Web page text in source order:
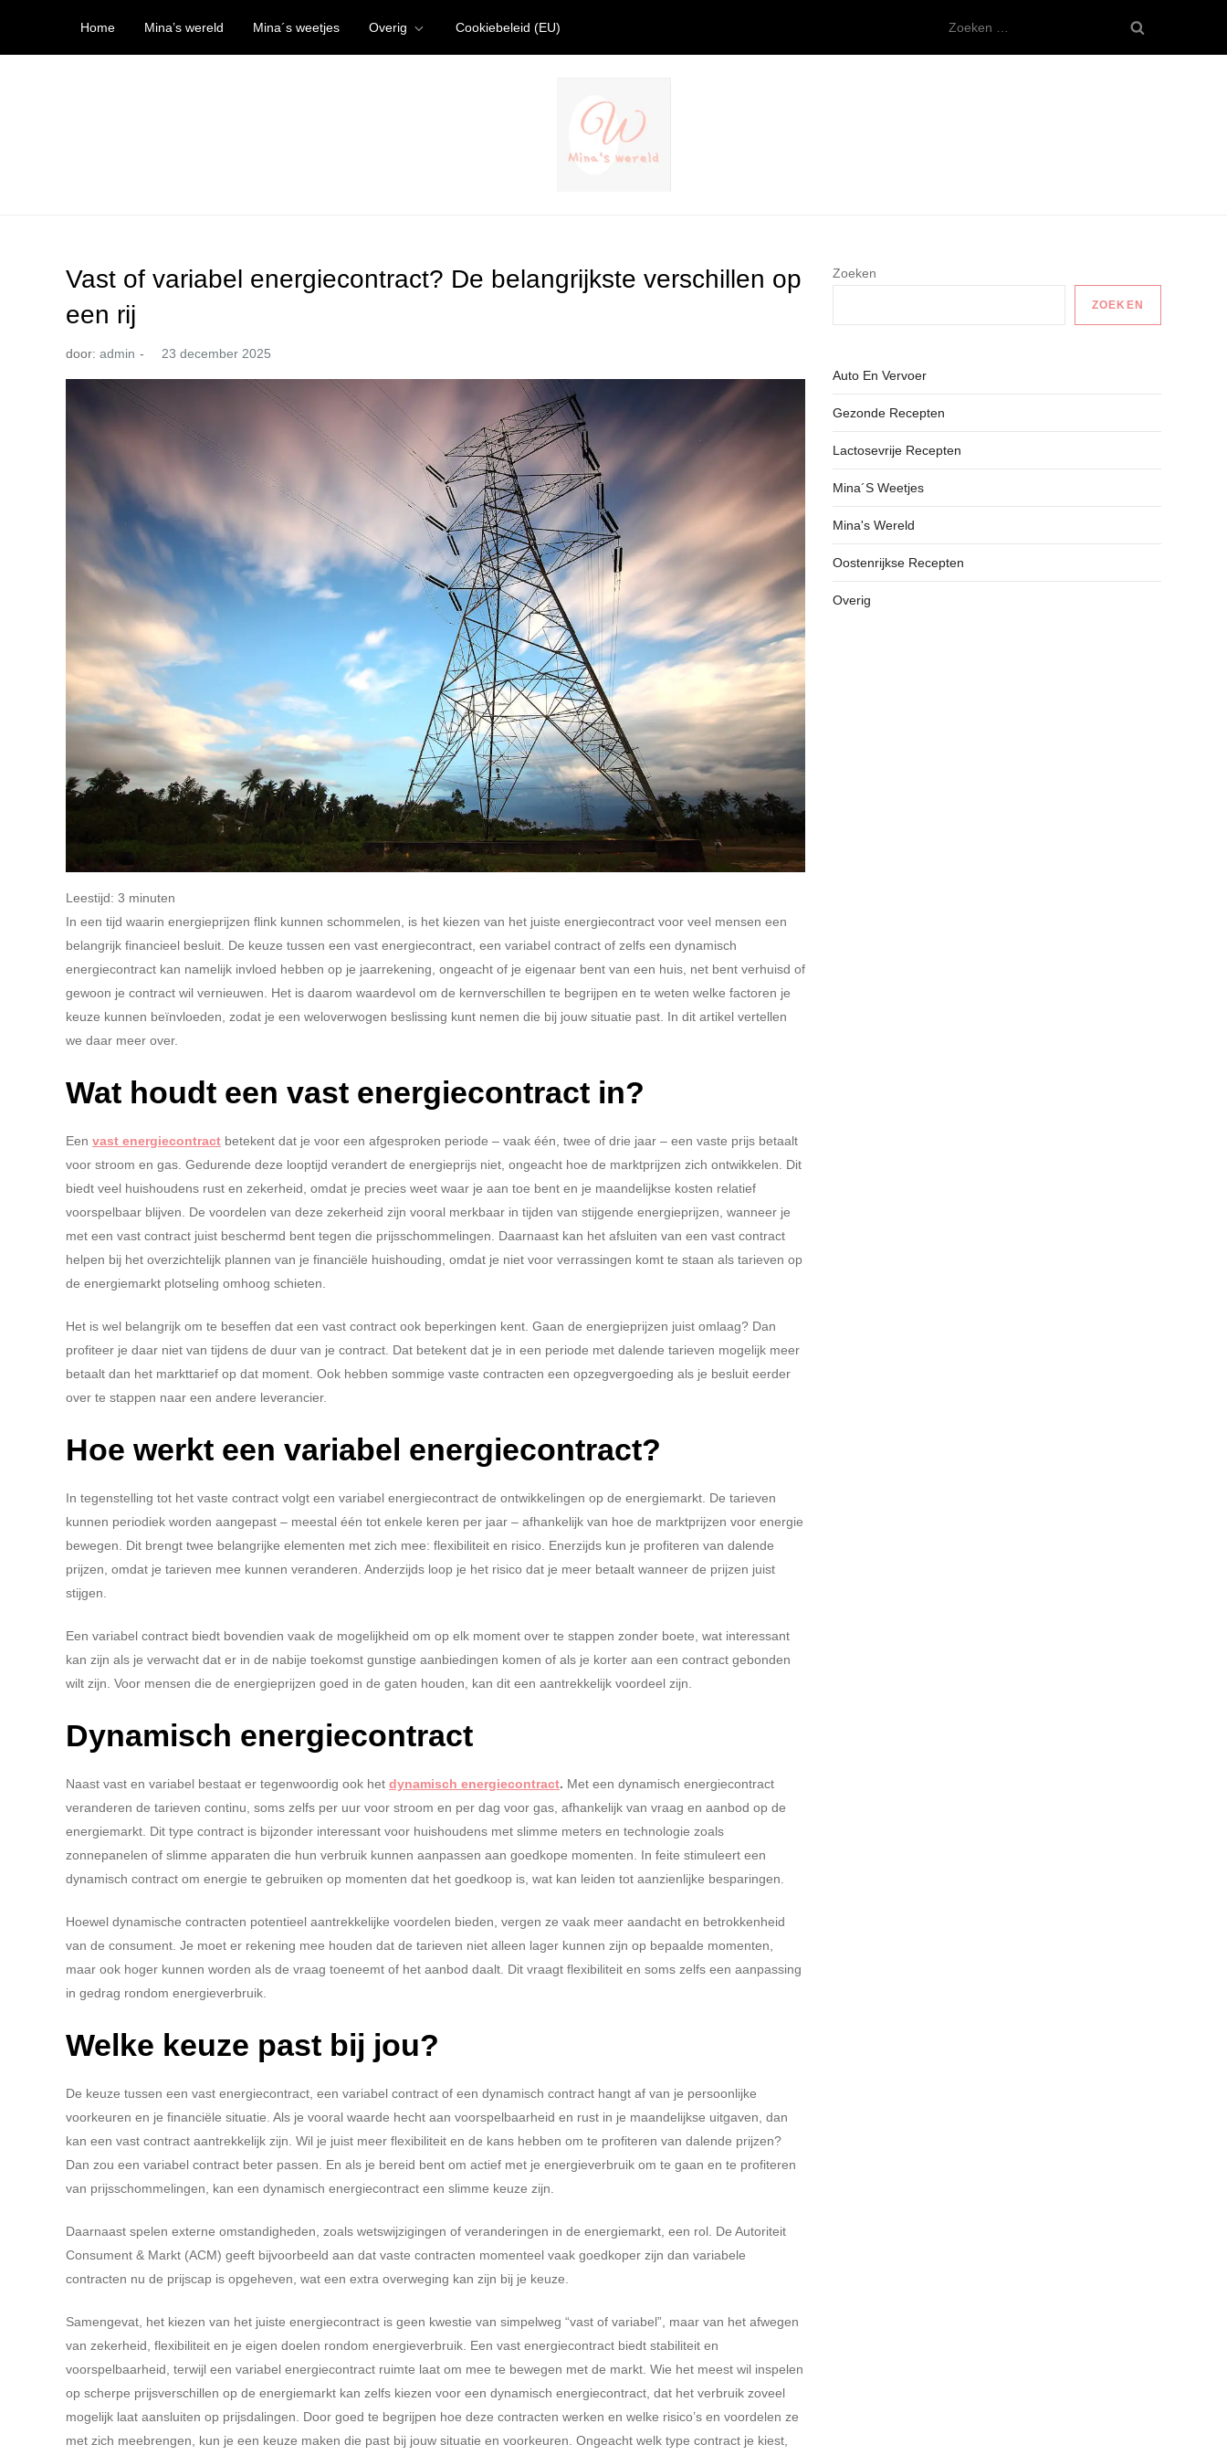
de
Home Mina’s wereld Mina´s weetjes Overig Cookiebeleid (EU)
naar:
Vast of variabel energiecontract? De belangrijkste verschillen op
een rij
door: admin
Leestijd: 3 minuten
In een tijd waarin energieprijzen flink kunnen schommelen, is het kiezen van het juiste energiecontract voor veel mensen een
belangrijk financieel besluit. De keuze tussen een vast energiecontract, een variabel contract of zelfs een dynamisch
energiecontract kan namelijk invloed hebben op je jaarrekening, ongeacht of je eigenaar bent van een huis, net bent verhuisd of
gewoon je contract wil vernieuwen. Het is daarom waardevol om de kernverschillen te begrijpen en te weten welke factoren je
keuze kunnen beïnvloeden, zodat je een weloverwogen beslissing kunt nemen die bij jouw situatie past. In dit artikel vertellen
we daar meer over.
Wat houdt een vast energiecontract in?
Een vast energiecontract betekent dat je voor een afgesproken periode – vaak één, twee of drie jaar – een vaste prijs betaalt
voor stroom en gas. Gedurende deze looptijd verandert de energieprijs niet, ongeacht hoe de marktprijzen zich ontwikkelen. Dit
biedt veel huishoudens rust en zekerheid, omdat je precies weet waar je aan toe bent en je maandelijkse kosten relatief
voorspelbaar blijven. De voordelen van deze zekerheid zijn vooral merkbaar in tijden van stijgende energieprijzen, wanneer je
met een vast contract juist beschermd bent tegen die prijsschommelingen. Daarnaast kan het afsluiten van een vast contract
helpen bij het overzichtelijk plannen van je financiële huishouding, omdat je niet voor verrassingen komt te staan als tarieven op
de energiemarkt plotseling omhoog schieten.
Het is wel belangrijk om te beseffen dat een vast contract ook beperkingen kent. Gaan de energieprijzen juist omlaag? Dan
profiteer je daar niet van tijdens de duur van je contract. Dat betekent dat je in een periode met dalende tarieven mogelijk meer
betaalt dan het markttarief op dat moment. Ook hebben sommige vaste contracten een opzegvergoeding als je besluit eerder
over te stappen naar een andere leverancier.
Hoe werkt een variabel energiecontract?
In tegenstelling tot het vaste contract volgt een variabel energiecontract de ontwikkelingen op de energiemarkt. De tarieven
kunnen periodiek worden aangepast – meestal één tot enkele keren per jaar – afhankelijk van hoe de marktprijzen voor energie
bewegen. Dit brengt twee belangrijke elementen met zich mee: flexibiliteit en risico. Enerzijds kun je profiteren van dalende
prijzen, omdat je tarieven mee kunnen veranderen. Anderzijds loop je het risico dat je meer betaalt wanneer de prijzen juist
stijgen.
Een variabel contract biedt bovendien vaak de mogelijkheid om op elk moment over te stappen zonder boete, wat interessant
kan zijn als je verwacht dat er in de nabije toekomst gunstige aanbiedingen komen of als je korter aan een contract gebonden
wilt zijn. Voor mensen die de energieprijzen goed in de gaten houden, kan dit een aantrekkelijk voordeel zijn.
Dynamisch energiecontract
Naast vast en variabel bestaat er tegenwoordig ook het dynamisch energiecontract. Met een dynamisch energiecontract
veranderen de tarieven continu, soms zelfs per uur voor stroom en per dag voor gas, afhankelijk van vraag en aanbod op de
energiemarkt. Dit type contract is bijzonder interessant voor huishoudens met slimme meters en technologie zoals
zonnepanelen of slimme apparaten die hun verbruik kunnen aanpassen aan goedkope momenten. In feite stimuleert een
dynamisch contract om energie te gebruiken op momenten dat het goedkoop is, wat kan leiden tot aanzienlijke besparingen.
Hoewel dynamische contracten potentieel aantrekkelijke voordelen bieden, vergen ze vaak meer aandacht en betrokkenheid
van de consument. Je moet er rekening mee houden dat de tarieven niet alleen lager kunnen zijn op bepaalde momenten,
maar ook hoger kunnen worden als de vraag toeneemt of het aanbod daalt. Dit vraagt flexibiliteit en soms zelfs een aanpassing
in gedrag rondom energieverbruik.
Welke keuze past bij jou?
De keuze tussen een vast energiecontract, een variabel contract of een dynamisch contract hangt af van je persoonlijke
voorkeuren en je financiële situatie. Als je vooral waarde hecht aan voorspelbaarheid en rust in je maandelijkse uitgaven, dan
kan een vast contract aantrekkelijk zijn. Wil je juist meer flexibiliteit en de kans hebben om te profiteren van dalende prijzen?
Dan zou een variabel contract beter passen. En als je bereid bent om actief met je energieverbruik om te gaan en te profiteren
van prijsschommelingen, kan een dynamisch energiecontract een slimme keuze zijn.
Daarnaast spelen externe omstandigheden, zoals wetswijzigingen of veranderingen in de energiemarkt, een rol. De Autoriteit
Consument & Markt (ACM) geeft bijvoorbeeld aan dat vaste contracten momenteel vaak goedkoper zijn dan variabele
contracten nu de prijscap is opgeheven, wat een extra overweging kan zijn bij je keuze.
Samengevat, het kiezen van het juiste energiecontract is geen kwestie van simpelweg “vast of variabel”, maar van het afwegen
van zekerheid, flexibiliteit en je eigen doelen rondom energieverbruik. Een vast energiecontract biedt stabiliteit en
voorspelbaarheid, terwijl een variabel energiecontract ruimte laat om mee te bewegen met de markt. Wie het meest wil inspelen
op scherpe prijsverschillen op de energiemarkt kan zelfs kiezen voor een dynamisch energiecontract, dat het verbruik zoveel
mogelijk laat aansluiten op prijsdalingen. Door goed te begrijpen hoe deze contracten werken en welke risico’s en voordelen ze
met zich meebrengen, kun je een keuze maken die past bij jouw situatie en voorkeuren. Ongeacht welk type contract je kiest,
Zoeken
ZOEKEN
Auto En Vervoer
Gezonde Recepten
Lactosevrije Recepten
Mina´s Weetjes
Mina's Wereld
Oostenrijkse Recepten
Overig